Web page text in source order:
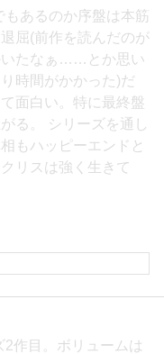
もあるのか序盤は本筋
屈(前作を読んだのが
いたなぁ……とか思い
時間がかかった)だ
面白い。特に最終盤
る。 シリーズを通し
もハッピーエンドと
リスは強く生きて
作目。ボリュームは